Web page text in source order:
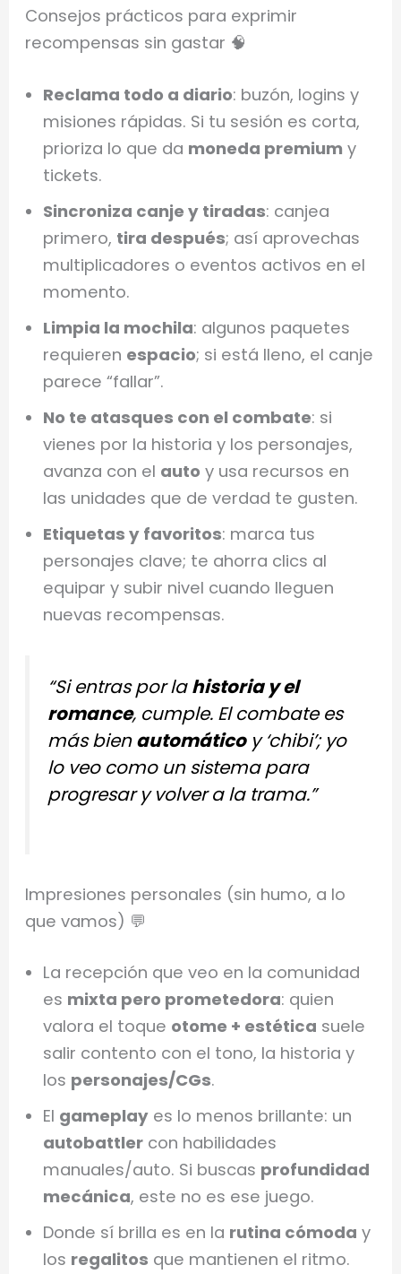
Consejos prácticos para exprimir
recompensas sin gastar 🧠
Reclama todo a diario: buzón, logins y
misiones rápidas. Si tu sesión es corta,
prioriza lo que da moneda premium y
tickets.
Sincroniza canje y tiradas: canjea
primero, tira después; así aprovechas
multiplicadores o eventos activos en el
momento.
Limpia la mochila: algunos paquetes
requieren espacio; si está lleno, el canje
parece “fallar”.
No te atasques con el combate: si
vienes por la historia y los personajes,
avanza con el auto y usa recursos en
las unidades que de verdad te gusten.
Etiquetas y favoritos: marca tus
personajes clave; te ahorra clics al
equipar y subir nivel cuando lleguen
nuevas recompensas.
“Si entras por lahistoria y el
romance, cumple. El combate es
más bienautomáticoy ‘chibi’; yo
lo veo como un sistema para
progresar y volver a la trama.”
Impresiones personales (sin humo, a lo
que vamos) 💬
La recepción que veo en la comunidad
es mixta pero prometedora: quien
valora el toque otome + estética suele
salir contento con el tono, la historia y
los personajes/CGs.
El gameplay es lo menos brillante: un
autobattler con habilidades
manuales/auto. Si buscas profundidad
mecánica, este no es ese juego.
Donde sí brilla es en la rutina cómoda y
los regalitos que mantienen el ritmo.